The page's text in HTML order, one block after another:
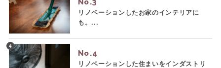
No.
リノベーションしたお家のインテリアに
も。...
No.
リノベーションした住まいをインダストリ